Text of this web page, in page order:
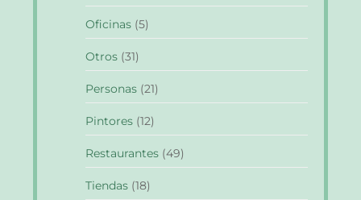
Oficinas (5)
Otros (31)
Personas (21)
Pintores (12)
Restaurantes (49)
Tiendas (18)